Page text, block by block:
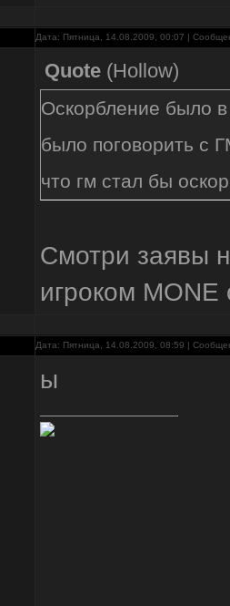
Дата: Пятница, 14.08.2009, 00:07 |
Quote (Hollow)
Оскорбление было
было поговорить с
что гм стал бы
Смотри заявы
игроком
Дата: Пятница, 14.08.2009, 08:59 |
ы